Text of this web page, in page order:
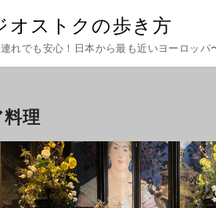
オストクの歩き方
れでも安心！日本から最も近いヨーロッ
理